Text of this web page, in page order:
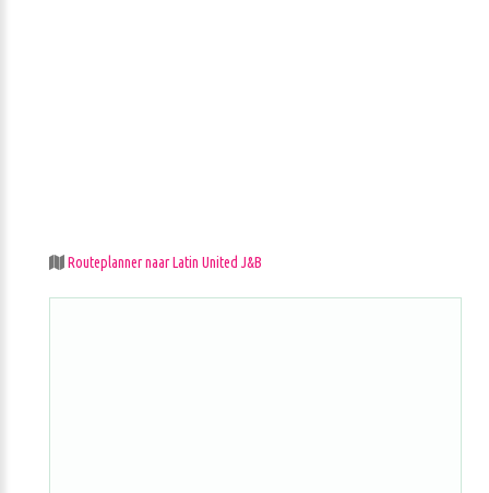
Routeplanner naar Latin United J&B